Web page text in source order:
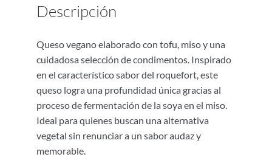
Descripción
Queso vegano elaborado con tofu, miso y una
cuidadosa selección de condimentos. Inspirado
en el característico sabor del roquefort, este
queso logra una profundidad única gracias al
proceso de fermentación de la soya en el miso.
Ideal para quienes buscan una alternativa
vegetal sin renunciar a un sabor audaz y
memorable.